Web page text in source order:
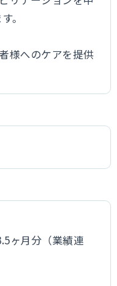
。
様へのケアを提供
ヶ月分（業績連